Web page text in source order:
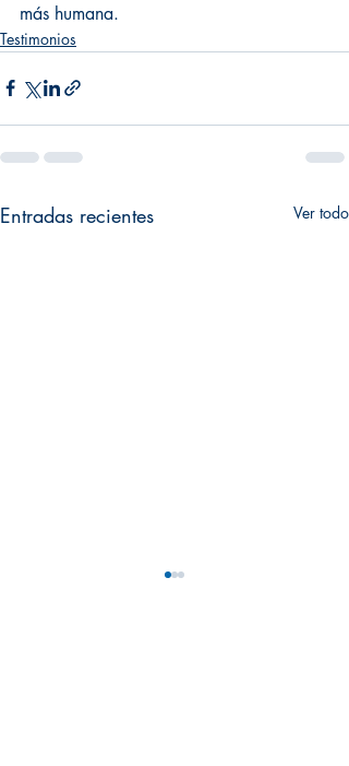
más humana.
Testimonios
Entradas recientes Ver todo